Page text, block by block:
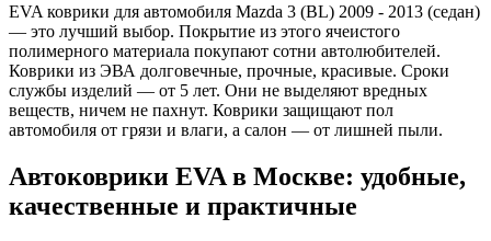
EVA коврики для автомобиля Mazda 3 (BL) 2009 - 2013 (седан)
— это лучший выбор. Покрытие из этого ячеистого
полимерного материала покупают сотни автолюбителей.
Коврики из ЭВА долговечные, прочные, красивые. Сроки
службы изделий — от 5 лет. Они не выделяют вредных
веществ, ничем не пахнут. Коврики защищают пол
автомобиля от грязи и влаги, а салон — от лишней пыли.
Автоковрики EVA в Москве: удобные,
качественные и практичные